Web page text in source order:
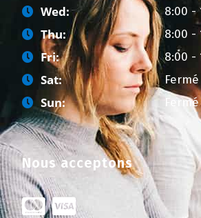
Wed: 8:00 -
Thu: 8:00 -
Fri: 8:00 -
Sat: Fermé
Sun: Fermé
Nous acceptons